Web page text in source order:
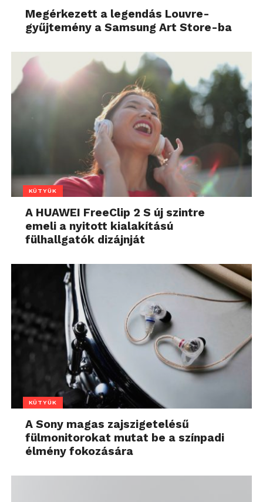
Megérkezett a legendás Louvre-
gyűjtemény a Samsung Art Store-ba
KÜTYÜK
A HUAWEI FreeClip 2 S új szintre
emeli a nyitott kialakítású
fülhallgatók dizájnját
KÜTYÜK
A Sony magas zajszigetelésű
fülmonitorokat mutat be a színpadi
élmény fokozására